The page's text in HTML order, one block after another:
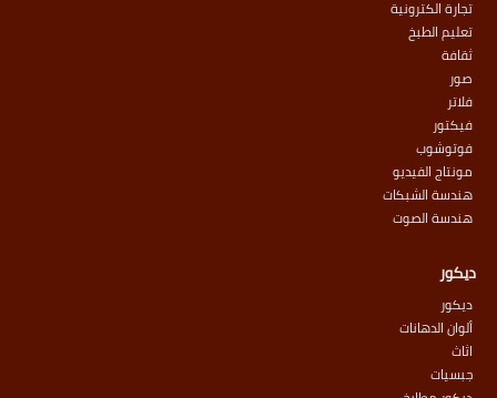
تجارة الكترونية
تعليم الطبخ
ثقافة
صور
فلاتر
فيكتور
فوتوشوب
مونتاج الفيديو
هندسة الشبكات
هندسة الصوت
ديكور
ديكور
ألوان الدهانات
اثاث
جبسيات